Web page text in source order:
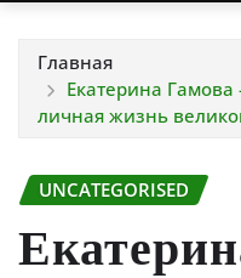
Главная
Екатерина
личная жизнь
UNCATEGORISED